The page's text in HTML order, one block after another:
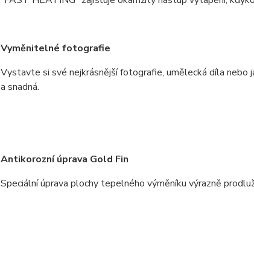
Vyměnitelné fotografie
Vystavte si své nejkrásnější fotografie, umělecká díla nebo
a snadná.
Antikorozní úprava Gold Fin
Speciální úprava plochy tepelného výměníku výrazně